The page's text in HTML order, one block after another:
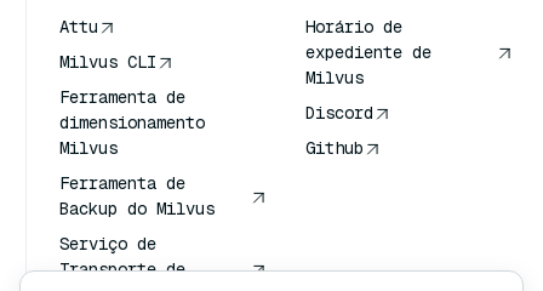
Attu
Milvus CLI
Ferramenta de
dimensionamento
Milvus
Ferramenta de
Backup do Milvus
Serviço de
Transporte de
Horário de
expediente de
Milvus
Discord
Github